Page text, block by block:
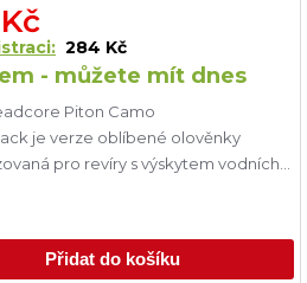
284 Kč
- můžete mít dnes
Piton Camo
je verze oblíbené olověnky
pro revíry s výskytem vodních
Přidat do košíku